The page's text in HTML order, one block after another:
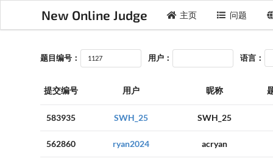
New Online Judge 主页 问题
题目编号： 用户： 语言：
提交编号 用户 昵称
583935 SWH_25 SWH_25
562860 ryan2024 acryan